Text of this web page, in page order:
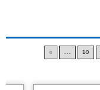
10
...
»